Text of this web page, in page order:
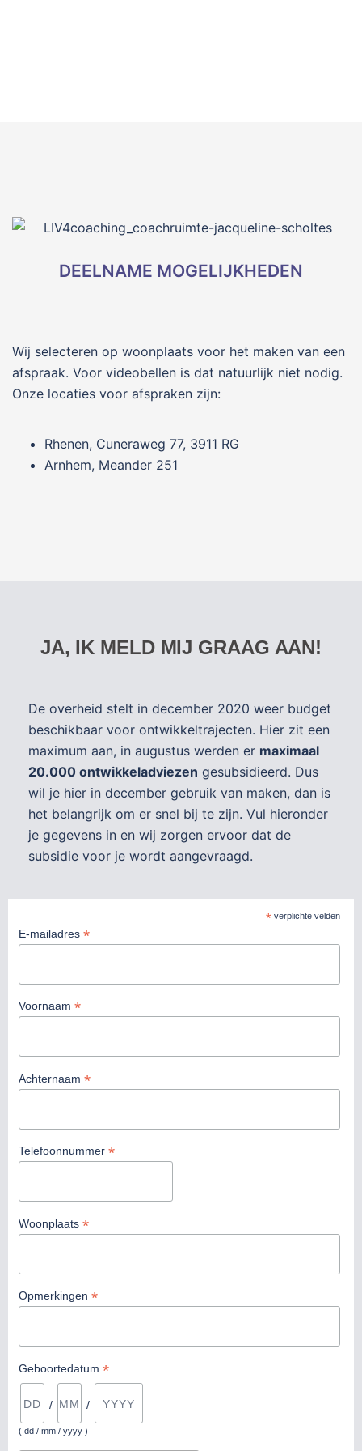
DEELNAME MOGELIJKHEDEN
Wij selecteren op woonplaats voor het maken van een
afspraak. Voor videobellen is dat natuurlijk niet nodig.
Onze locaties voor afspraken zijn:
Rhenen, Cuneraweg 77, 3911 RG
Arnhem, Meander 251
JA, IK MELD MIJ GRAAG AAN!
De overheid stelt in december 2020 weer budget
beschikbaar voor ontwikkeltrajecten. Hier zit een
maximum aan, in augustus werden er maximaal
20.000 ontwikkeladviezen gesubsidieerd. Dus
wil je hier in december gebruik van maken, dan is
het belangrijk om er snel bij te zijn. Vul hieronder
je gegevens in en wij zorgen ervoor dat de
subsidie voor je wordt aangevraagd.
* verplichte velden
E-mailadres *
Voornaam *
Achternaam *
Telefoonnummer *
Woonplaats *
Opmerkingen *
Geboortedatum *
/ /
( dd / mm / yyyy )